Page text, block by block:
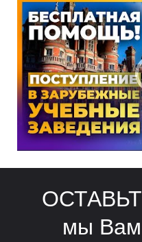
Д
Д
мы Вам